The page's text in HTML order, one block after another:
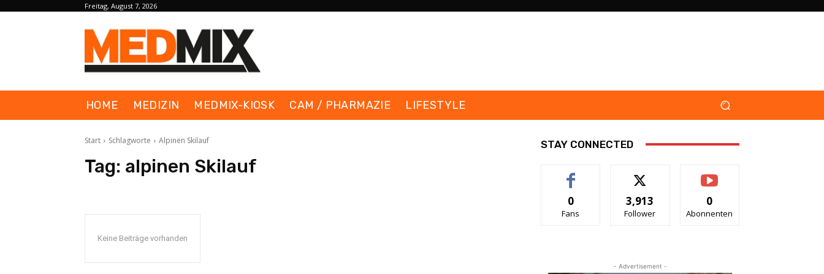
Freitag, August 7, 2026
HOME MEDIZIN MEDMIX-KIOSK CAM / PHARMAZIE LIFESTYLE
Start Schlagworte Alpinen Skilauf
Tag: alpinen Skilauf
Keine Beiträge vorhanden
STAY CONNECTED
0
Fans
3,913
Follower
0
Abonnenten
- Advertisement -